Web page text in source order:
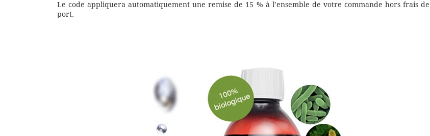
Le code appliquera automatiquement une remise de 15 % à l’ensemble de votre commande hors frais de
port.